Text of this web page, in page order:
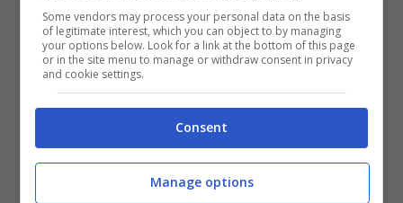
Some vendors may process your personal data on the basis
of legitimate interest, which you can object to by managing
your options below. Look for a link at the bottom of this page
or in the site menu to manage or withdraw consent in privacy
and cookie settings.
Consent
Manage options